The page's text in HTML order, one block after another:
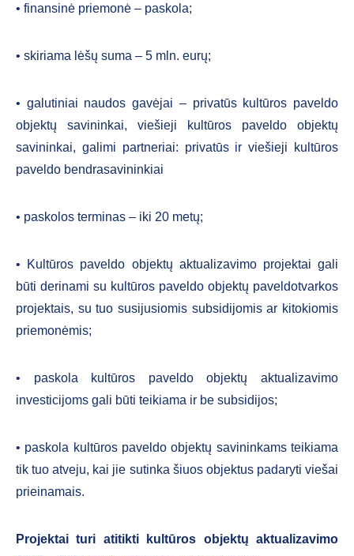
• finansinė priemonė – paskola;
• skiriama lėšų suma – 5 mln. eurų;
• galutiniai naudos gavėjai – privatūs kultūros paveldo
objektų savininkai, viešieji kultūros paveldo objektų
savininkai, galimi partneriai: privatūs ir viešieji kultūros
paveldo bendrasavininkiai
• paskolos terminas – iki 20 metų;
• Kultūros paveldo objektų aktualizavimo projektai gali
būti derinami su kultūros paveldo objektų paveldotvarkos
projektais, su tuo susijusiomis subsidijomis ar kitokiomis
priemonėmis;
• paskola kultūros paveldo objektų aktualizavimo
investicijoms gali būti teikiama ir be subsidijos;
• paskola kultūros paveldo objektų savininkams teikiama
tik tuo atveju, kai jie sutinka šiuos objektus padaryti viešai
prieinamais.
Projektai turi atitikti kultūros objektų aktualizavimo